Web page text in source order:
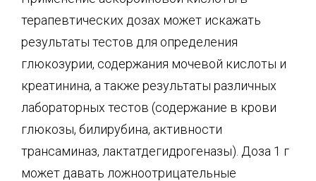
терапевтических дозах может искажать
результаты тестов для определения
глюкозурии, содержания мочевой кислоты и
креатинина, а также результаты различных
лабораторных тестов (содержание в крови
глюкозы, билирубина, активности
трансаминаз, лактатдегидрогеназы). Доза 1 г
может давать ложноотрицательные